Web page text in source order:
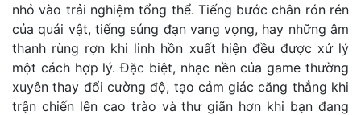
nhỏ vào trải nghiệm tổng thể. Tiếng bước chân rón rén
của quái vật, tiếng súng đạn vang vọng, hay những âm
thanh rùng rợn khi linh hồn xuất hiện đều được xử lý
một cách hợp lý. Đặc biệt, nhạc nền của game thường
xuyên thay đổi cường độ, tạo cảm giác căng thẳng khi
trận chiến lên cao trào và thư giãn hơn khi bạn đang